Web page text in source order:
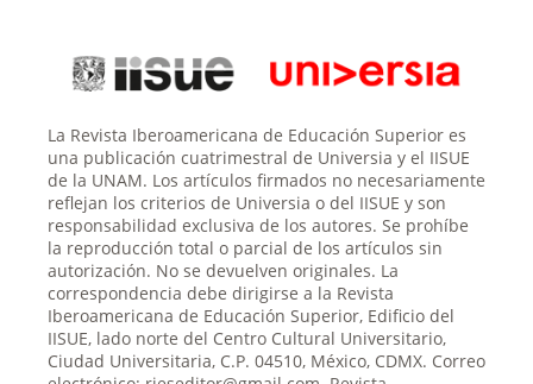
La Revista Iberoamericana de Educación Superior es
una publicación cuatrimestral de Universia y el IISUE
de la UNAM. Los artículos firmados no necesariamente
reflejan los criterios de Universia o del IISUE y son
responsabilidad exclusiva de los autores. Se prohíbe
la reproducción total o parcial de los artículos sin
autorización. No se devuelven originales. La
correspondencia debe dirigirse a la Revista
Iberoamericana de Educación Superior, Edificio del
IISUE, lado norte del Centro Cultural Universitario,
Ciudad Universitaria, C.P. 04510, México, CDMX. Correo